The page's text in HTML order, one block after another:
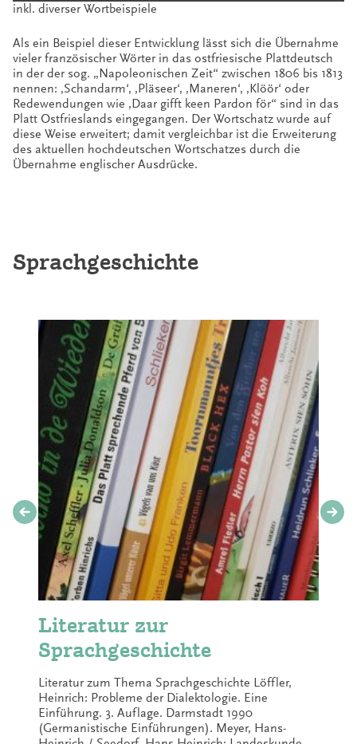
inkl. diverser Wortbeispiele
Als ein Beispiel dieser Entwicklung lässt sich die Übernahme
vieler französischer Wörter in das ostfriesische Plattdeutsch
in der der sog. „Napoleonischen Zeit“ zwischen 1806 bis 1813
nennen: ‚Schandarm‘, ‚Pläseer‘, ‚Maneren‘, ‚Klöör‘ oder
Redewendungen wie ‚Daar gifft keen Pardon för“ sind in das
Platt Ostfrieslands eingegangen. Der Wortschatz wurde auf
diese Weise erweitert; damit vergleichbar ist die Erweiterung
des aktuellen hochdeutschen Wortschatzes durch die
Übernahme englischer Ausdrücke.
Sprachgeschichte
Literatur zur
Sprachgeschichte
Literatur zum Thema Sprachgeschichte Löffler,
Heinrich: Probleme der Dialektologie. Eine
Einführung. 3. Auflage. Darmstadt 1990
(Germanistische Einführungen). Meyer, Hans-